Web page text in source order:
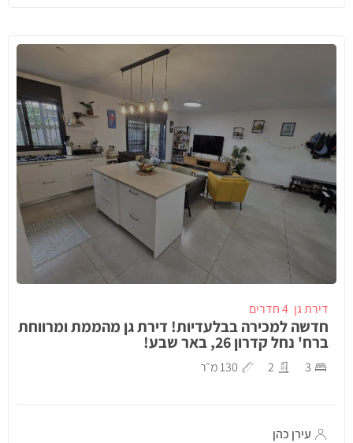
דירת גן 4 חדרים
חדשה למכירה בבלעדיות! דירת גן מהממת ומרווחת
ברח' נחל קדרון 26, באר שבע!
3
2 130 מ״ר
עירן כהן